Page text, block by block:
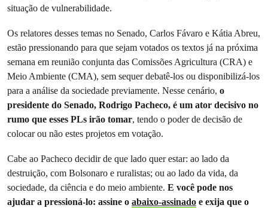
situação de vulnerabilidade.
Os relatores desses temas no Senado, Carlos Fávaro e Kátia Abreu,
estão pressionando para que sejam votados os textos já na próxima
semana em reunião conjunta das Comissões Agricultura (CRA) e
Meio Ambiente (CMA), sem sequer debatê-los ou disponibilizá-los
para a análise da sociedade previamente. Nesse cenário, o
presidente do Senado, Rodrigo Pacheco, é um ator decisivo no
rumo que esses PLs irão tomar, tendo o poder de decisão de
colocar ou não estes projetos em votação.
Cabe ao Pacheco decidir de que lado quer estar: ao lado da
destruição, com Bolsonaro e ruralistas; ou ao lado da vida, da
sociedade, da ciência e do meio ambiente. E você pode nos
ajudar a pressioná-lo: assine o abaixo-assinado e exija que o